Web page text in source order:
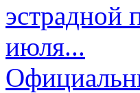
эстрадной
июля...